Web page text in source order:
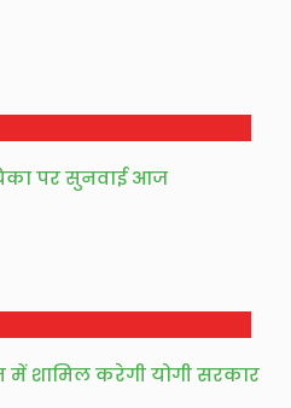
पर सुनवाई आज
शामिल करेगी योगी सरकार